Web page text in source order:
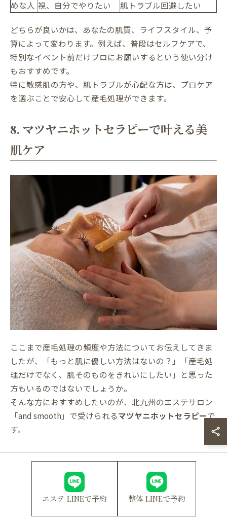
めな人 視、自分でやりたい
肌トラブル回避したい
どちらが良いかは、あなたの肌質、ライフスタイル、予
算によって変わります。例えば、普段はセルフケアで、
特別なイベント前だけプロにお願いするという使い分け
もおすすめです。
特に敏感肌の方や、肌トラブルが心配な方は、プロケア
を選ぶことで安心して産毛処理ができます。
8. マツヤニホットセラピーで叶える美
肌ケア
ここまで産毛処理の頻度や方法についてお伝えしてきま
したが、「もっと肌に優しい方法はないの？」「産毛処
理だけでなく、肌そのものをきれいにしたい」と思った
方もいるのではないでしょうか。
そんな方におすすめしたいのが、北九州のエステサロン
「and smooth」で受けられるマツヤニホットセラピーで
す。
マツヤニホットセラピーは、天然の松ヤニを使った独自
の美肌トリートメントです。温かい松ヤニを肌に塗布す
ることで、毛穴の奥の汚れや古い角質を優しく取り除
き、肌本来の美しさを引き出します。
エステ LINEで予約 整体 LINEで予約